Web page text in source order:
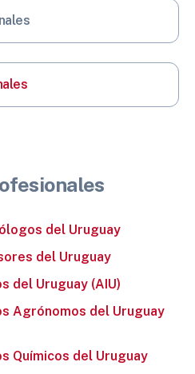
del Uruguay
del Uruguay
del Uruguay (AIU)
Agrónomos del Uruguay
Químicos del Uruguay